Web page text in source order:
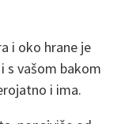
i oko hrane je
s vašom bakom
i ima.